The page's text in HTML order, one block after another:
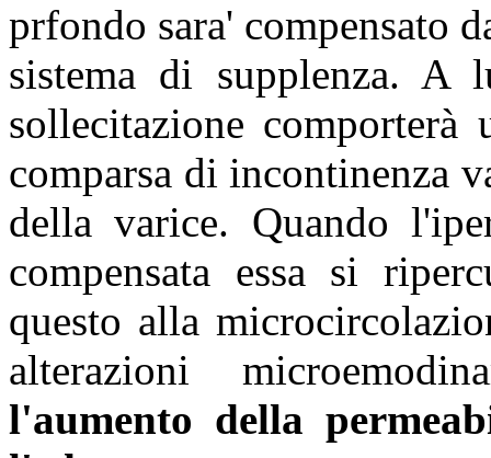
prfondo sara' compensato
sistema di supplenza. A
sollecitazione comporterà
comparsa di incontinenza
della varice. Quando
compensata essa si
questo alla
alterazioni
l'aumento della